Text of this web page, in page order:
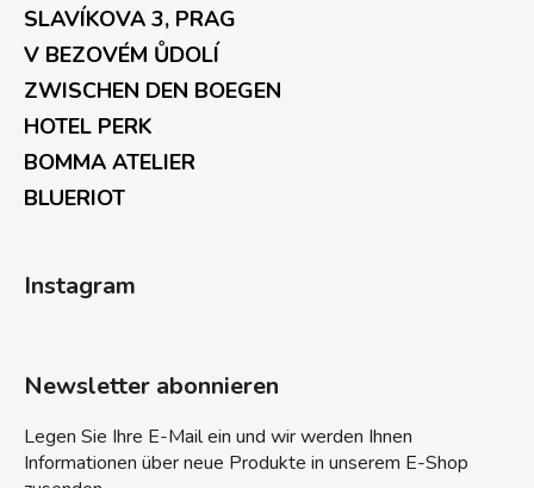
SLAVÍKOVA 3, PRAG
V BEZOVÉM ŮDOLÍ
ZWISCHEN DEN BOEGEN
HOTEL PERK
BOMMA ATELIER
BLUERIOT
Instagram
Newsletter abonnieren
Legen Sie Ihre E-Mail ein und wir werden Ihnen
Informationen über neue Produkte in unserem E-Shop